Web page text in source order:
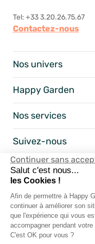
Continuer sans
Salut c'est nous...
les Cookies !
Afin de permettre à Happy
continuer à améliorer son
que l'expérience qui vous
accompagner pendant
C'est OK pour vous ?
Tel: +33 3.20.26.75.67
Contactez-nous
Nos univers
Happy Garden
Nos services
Suivez-nous